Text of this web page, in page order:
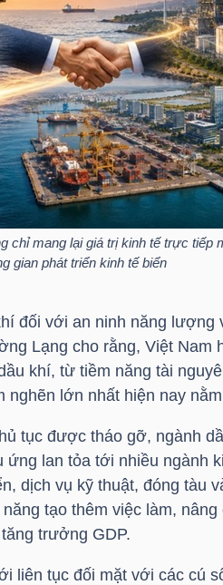
chỉ mang lại giá trị kinh tế trực tiếp
gian phát triển kinh tế biển
đối với an ninh năng lượng
Lạng cho rằng, Việt Nam
khí, từ tiềm năng tài
nghẽn lớn nhất hiện nay
tục được tháo gỡ, ngành
ứng lan tỏa tới nhiều ngành
dịch vụ kỹ thuật, đóng tàu
tạo thêm việc làm,
trưởng GDP.
liên tục đối mặt với các cú